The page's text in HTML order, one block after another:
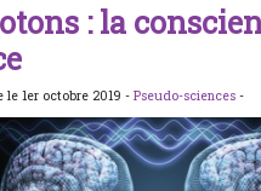
: la
le 1er octobre 2019 -Pseudo-sciences -